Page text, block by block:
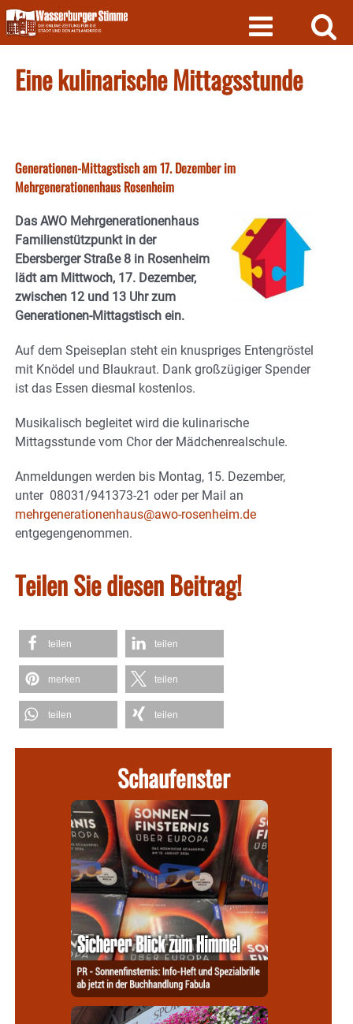
Skip
to
content
Eine kulinarische Mittagsstunde
Generationen-Mittagstisch am 17. Dezember im
Mehrgenerationenhaus Rosenheim
Das AWO Mehrgenerationenhaus
Familienstützpunkt in der
Ebersberger Straße 8 in Rosenheim
lädt am Mittwoch, 17. Dezember,
zwischen 12 und 13 Uhr zum
Generationen-Mittagstisch ein.
Auf dem Speiseplan steht ein knuspriges Entengröstel
mit Knödel und Blaukraut. Dank großzügiger Spender
ist das Essen diesmal kostenlos.
Musikalisch begleitet wird die kulinarische
Mittagsstunde vom Chor der Mädchenrealschule.
Anmeldungen werden bis Montag, 15. Dezember,
unter 08031/941373-21 oder per Mail an
mehrgenerationenhaus@awo-rosenheim.de
entgegengenommen.
Teilen Sie diesen Beitrag!
teilen teilen
merken teilen
teilen teilen
Schaufenster